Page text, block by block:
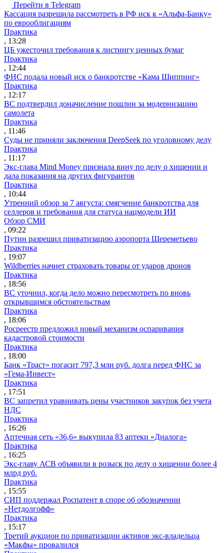
Перейти в Telegram
Кассация разрешила рассмотреть в РФ иск к «Альфа-Банку»
по еврооблигациям
Практика
, 13:28
ЦБ ужесточил требования к листингу ценных бумаг
Практика
, 12:44
ФНС подала новый иск о банкротстве «Кама Шиппинг»
Практика
, 12:17
ВС подтвердил доначисление пошлин за модернизацию
самолета
Практика
, 11:46
Суды не приняли заключения DeepSeek по уголовному делу
Практика
, 11:17
Экс-глава Mind Money признала вину по делу о хищении и
дала показания на других фигурантов
Практика
, 10:44
Утренний обзор за 7 августа: смягчение банкротства для
селлеров и требования для статуса нацмодели ИИ
Обзор СМИ
, 09:22
Путин разрешил приватизацию аэропорта Шереметьево
Практика
, 19:07
Wildberries начнет страховать товары от ударов дронов
Практика
, 18:56
ВС уточнил, когда дело можно пересмотреть по вновь
открывшимся обстоятельствам
Практика
, 18:06
Росреестр предложил новый механизм оспаривания
кадастровой стоимости
Практика
, 18:00
Банк «Траст» погасит 797,3 млн руб. долга перед ФНС за
«Гема-Инвест»
Практика
, 17:51
ВС запретил уравнивать цены участников закупок без учета
НДС
Практика
, 16:26
Аптечная сеть «36,6» выкупила 83 аптеки «Диалога»
Практика
, 16:25
Экс-главу АСВ объявили в розыск по делу о хищении более 4
млрд руб.
Практика
, 15:55
СИП поддержал Роспатент в споре об обозначении
«Нетдолгофф»
Практика
, 15:17
Третий аукцион по приватизации активов экс-владельца
«Макфы» провалился